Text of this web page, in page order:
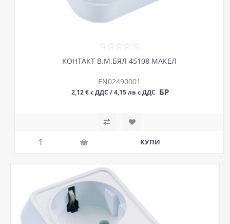
КОНТАКТ В.М.БЯЛ 45108 МАКЕЛ
EN02490001
2,12 € с ДДС / 4,15 лв с ДДС БР